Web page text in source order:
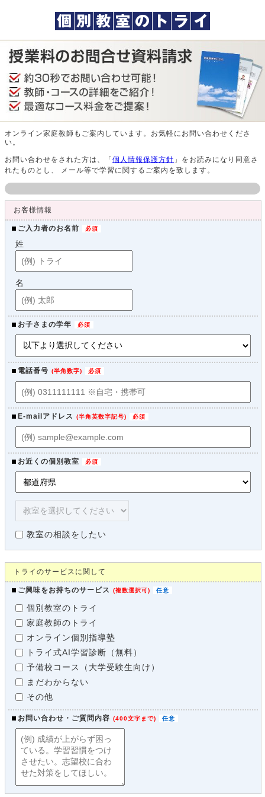
オンライン家庭教師もご案内しています。お気軽にお問い合わせくださ
い。
お問い合わせをされた方は、「個人情報保護方針 」をお読みになり同意さ
れたものとし、 メール等で学習に関するご案内を致します。
お客様情報
ご入力者のお名前
姓
名
お子さまの学年
電話番号 (半角数字)
E-mailアドレス (半角英数字記号)
お近くの個別教室
教室の相談をしたい
トライのサービスに関して
ご興味をお持ちのサービス (複数選択可)
個別教室のトライ
家庭教師のトライ
オンライン個別指導塾
トライ式AI学習診断（無料）
予備校コース（大学受験生向け）
まだわからない
その他
お問い合わせ・ご質問内容 (400文字まで)